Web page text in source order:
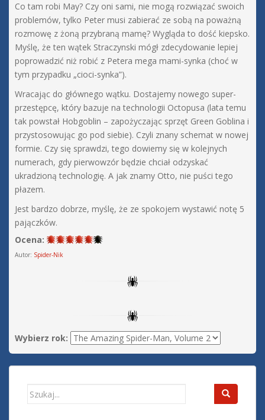
Co tam robi May? Czy oni sami, nie mogą rozwiązać swoich
problemów, tylko Peter musi zabierać ze sobą na poważną
rozmowę z żoną przybraną mamę? Wygląda to dość kiepsko.
Myślę, że ten wątek Straczynski mógł zdecydowanie lepiej
poprowadzić niż robić z Petera mega mami-synka (choć w
tym przypadku „cioci-synka”).
Wracając do głównego wątku. Dostajemy nowego super-
przestępcę, który bazuje na technologii Octopusa (lata temu
tak powstał Hobgoblin – zapożyczając sprzęt Green Goblina i
przystosowując go pod siebie). Czyli znany schemat w nowej
formie. Czy się sprawdzi, tego dowiemy się w kolejnych
numerach, gdy pierwowzór będzie chciał odzyskać
ukradzioną technologię. A jak znamy Otto, nie puści tego
płazem.
Jest bardzo dobrze, myślę, że ze spokojem wystawić notę 5
pajączków.
Ocena:
Autor: Spider-Nik
Wybierz rok:
Search